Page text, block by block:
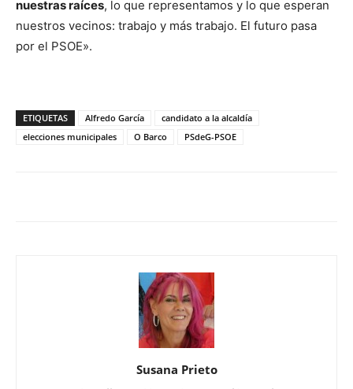
nuestras raíces, lo que representamos y lo que esperan
nuestros vecinos: trabajo y más trabajo. El futuro pasa
por el PSOE».
ETIQUETAS Alfredo García
candidato a la alcaldía
elecciones municipales
O Barco PSdeG-PSOE
Susana Prieto